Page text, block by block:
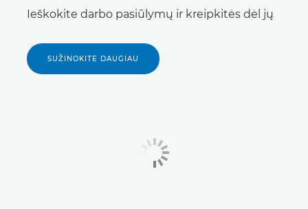
Ieškokite darbo pasiūlymų ir kreipkitės dėl jų
SUŽINOKITE DAUGIAU